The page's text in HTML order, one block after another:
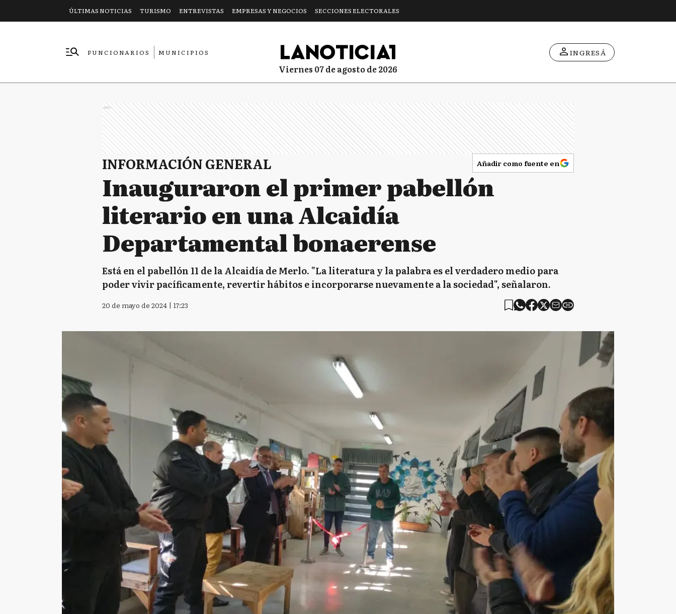
ÚLTIMAS NOTICIAS TURISMO ENTREVISTAS EMPRESAS Y NEGOCIOS SECCIONES ELECTORALES
FUNCIONARIOS
MUNICIPIOS
viernes 07 de agosto de 2026
INGRESÁ
Ads
INFORMACIÓN GENERAL Añadir como fuente en
Inauguraron el primer pabellón
literario en una Alcaidía
Departamental bonaerense
Está en el pabellón 11 de la Alcaidía de Merlo. "La literatura y la palabra es el verdadero medio para
poder vivir pacíficamente, revertir hábitos e incorporarse nuevamente a la sociedad", señalaron.
20 de mayo de 2024 | 17:23